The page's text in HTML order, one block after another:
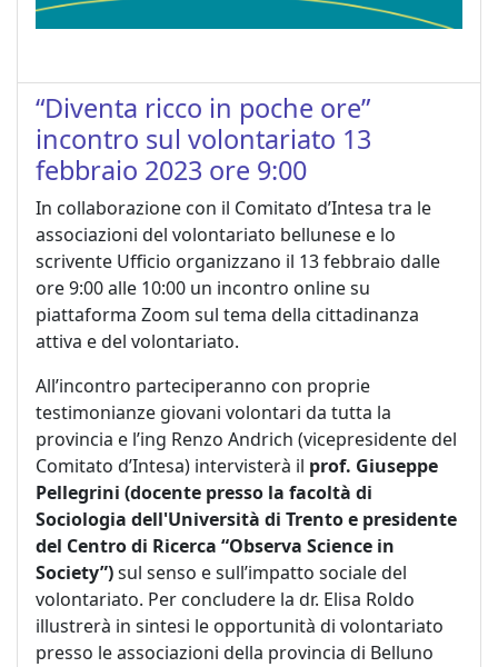
“Diventa ricco in poche ore”
incontro sul volontariato 13
febbraio 2023 ore 9:00
In collaborazione con il Comitato d’Intesa tra le
associazioni del volontariato bellunese e lo
scrivente Ufficio organizzano il 13 febbraio dalle
ore 9:00 alle 10:00 un incontro online su
piattaforma Zoom sul tema della cittadinanza
attiva e del volontariato.
All’incontro parteciperanno con proprie
testimonianze giovani volontari da tutta la
provincia e l’ing Renzo Andrich (vicepresidente del
Comitato d’Intesa) intervisterà il prof. Giuseppe
Pellegrini (docente presso la facoltà di
Sociologia dell'Università di Trento e presidente
del Centro di Ricerca “Observa Science in
Society”)sul senso e sull’impatto sociale del
volontariato. Per concludere la dr. Elisa Roldo
illustrerà in sintesi le opportunità di volontariato
presso le associazioni della provincia di Belluno